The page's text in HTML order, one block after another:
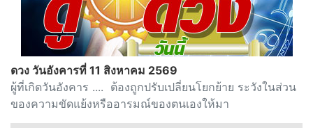
ดวง วันอังคารที่ 11 สิงหาคม 2569
ผู้ที่เกิดวันอังคาร .... ต้องถูกปรับเปลี่ยนโยกย้าย ระวังในส่วน
ของความขัดแย้งหรืออารมณ์ของตนเองให้มา